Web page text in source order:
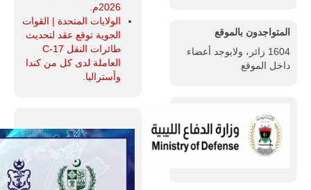
المتواجدون بالموقع
1604 زائر، ولايوجد أعضاء
داخل الموقع
2026م.
الولايات المتحدة | القوات
الجوية توقع عقد لتحديث
طائرات النقل C-17
العاملة لدى كل من كندا
وأستراليا.